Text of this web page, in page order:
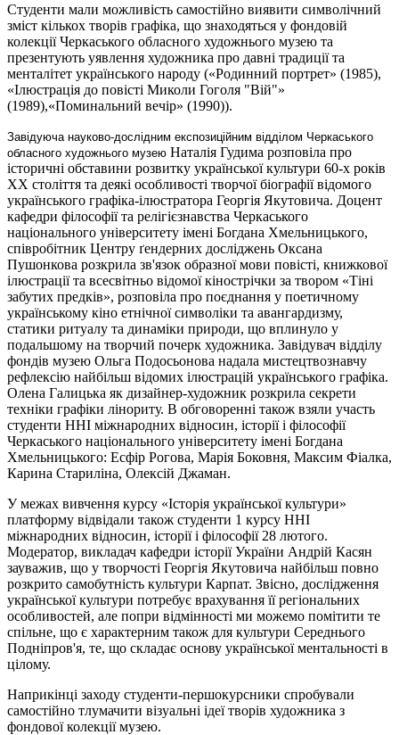
Студенти мали можливість самостійно виявити символічний
зміст кількох творів графіка, що знаходяться у фондовій
колекції Черкаського обласного художнього музею та
презентують уявлення художника про давні традиції та
менталітет українського народу («Родинний портрет» (1985),
«Ілюстрація до повісті Миколи Гоголя "Вій"»
(1989),«Поминальний вечір» (1990)).
Завідуюча науково-дослідним експозиційним відділом Черкаського
обласного художнього музею Наталія Гудима розповіла про
історичні обставини розвитку української культури 60-х років
ХХ століття та деякі особливості творчої біографії відомого
українського графіка-ілюстратора Георгія Якутовича. Доцент
кафедри філософії та релігієзнавства Черкаського
національного університету імені Богдана Хмельницького,
співробітник Центру ґендерних досліджень Оксана
Пушонкова розкрила зв'язок образної мови повісті, книжкової
ілюстрації та всесвітньо відомої кінострічки за твором «Тіні
забутих предків», розповіла про поєднання у поетичному
українському кіно етнічної символіки та авангардизму,
статики ритуалу та динаміки природи, що вплинуло у
подальшому на творчий почерк художника. Завідувач відділу
фондів музею Ольга Подосьонова надала мистецтвознавчу
рефлексію найбільш відомих ілюстрацій українського графіка.
Олена Галицька як дизайнер-художник розкрила секрети
техніки графіки лінориту. В обговоренні також взяли участь
студенти ННІ міжнародних відносин, історії і філософії
Черкаського національного університету імені Богдана
Хмельницького: Есфір Рогова, Марія Боковня, Максим Фіалка,
Карина Стариліна, Олексій Джаман.
У межах вивчення курсу «Історія української культури»
платформу відвідали також студенти 1 курсу ННІ
міжнародних відносин, історії і філософії 28 лютого.
Модератор, викладач кафедри історії України Андрій Касян
зауважив, що у творчості Георгія Якутовича найбільш повно
розкрито самобутність культури Карпат. Звісно, дослідження
української культури потребує врахування її регіональних
особливостей, але попри відмінності ми можемо помітити те
спільне, що є характерним також для культури Середнього
Подніпров'я, те, що складає основу української ментальності в
цілому.
Наприкінці заходу студенти-першокурсники спробували
самостійно тлумачити візуальні ідеї творів художника з
фондової колекції музею.